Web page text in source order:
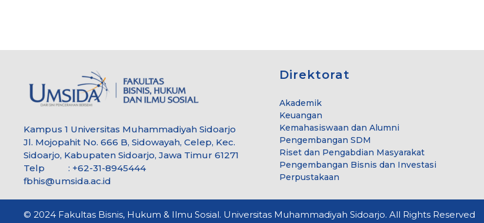
Kampus 1 Universitas Muhammadiyah Sidoarjo
Jl. Mojopahit No. 666 B, Sidowayah, Celep, Kec.
Sidoarjo, Kabupaten Sidoarjo, Jawa Timur 61271
Telp : +62-31-8945444
fbhis@umsida.ac.id
Direktorat
Akademik
Keuangan
Kemahasiswaan dan Alumni
Pengembangan SDM
Riset dan Pengabdian Masyarakat
Pengembangan Bisnis dan Investasi
Perpustakaan
© 2024 Fakultas Bisnis, Hukum & Ilmu Sosial. Universitas Muhammadiyah Sidoarjo. All Rights Reserved